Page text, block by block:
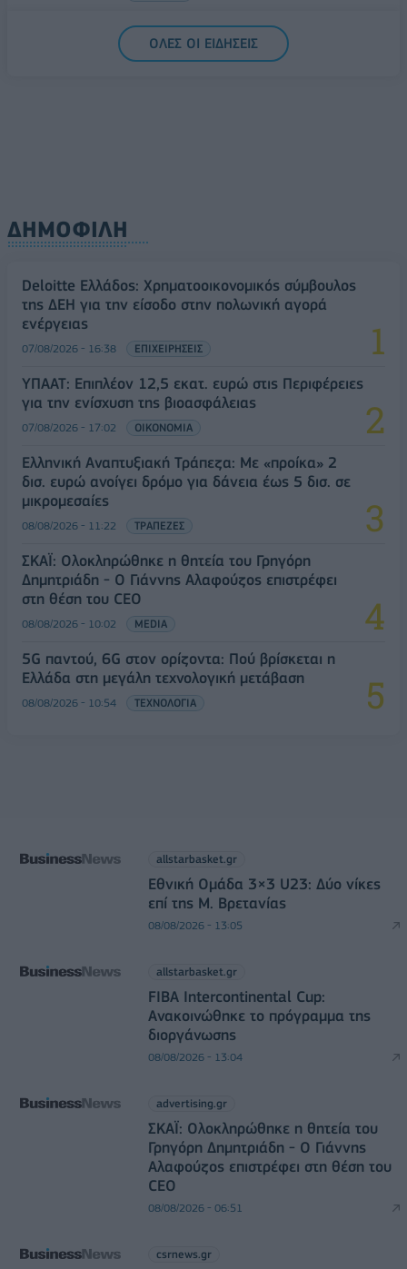
5G παντού, 6G στον ορίζοντα: Πού βρίσκεται η
Ελλάδα στη μεγάλη τεχνολογική μετάβαση
ΟΛΕΣ ΟΙ ΕΙΔΗΣΕΙΣ
ΔΗΜΟΦΙΛΗ
Deloitte Ελλάδος: Χρηματοοικονομικός σύμβουλος
της ΔΕΗ για την είσοδο στην πολωνική αγορά
ενέργειας
07/08/2026 - 16:38 ΕΠΙΧΕΙΡΗΣΕΙΣ
ΥΠΑΑΤ: Επιπλέον 12,5 εκατ. ευρώ στις Περιφέρειες
για την ενίσχυση της βιοασφάλειας
07/08/2026 - 17:02 ΟΙΚΟΝΟΜΙΑ
Ελληνική Αναπτυξιακή Τράπεζα: Με «προίκα» 2
δισ. ευρώ ανοίγει δρόμο για δάνεια έως 5 δισ. σε
μικρομεσαίες
08/08/2026 - 11:22 ΤΡΑΠΕΖΕΣ
ΣΚΑΪ: Ολοκληρώθηκε η θητεία του Γρηγόρη
Δημητριάδη - Ο Γιάννης Αλαφούζος επιστρέφει
στη θέση του CEO
08/08/2026 - 10:02 MEDIA
5G παντού, 6G στον ορίζοντα: Πού βρίσκεται η
Ελλάδα στη μεγάλη τεχνολογική μετάβαση
08/08/2026 - 10:54 ΤΕΧΝΟΛΟΓΙΑ
allstarbasket.gr
Εθνική Ομάδα 3×3 U23: Δύο νίκες
επί της Μ. Βρετανίας
08/08/2026 - 13:05
allstarbasket.gr
FIBA Intercontinental Cup:
Ανακοινώθηκε το πρόγραμμα της
διοργάνωσης
08/08/2026 - 13:04
advertising.gr
ΣΚΑΪ: Ολοκληρώθηκε η θητεία του
Γρηγόρη Δημητριάδη - Ο Γιάννης
Αλαφούζος επιστρέφει στη θέση του
CEO
08/08/2026 - 06:51
csrnews.gr